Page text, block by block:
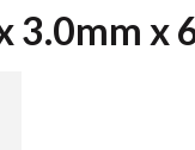
3.0mm x